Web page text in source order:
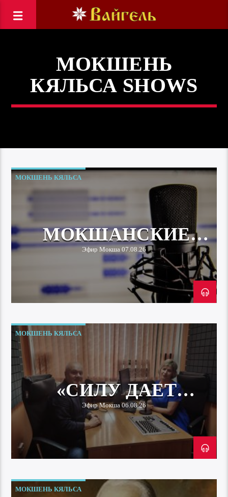
МОКШЕНЬ
КЯЛЬСА SHOWS
МОКШЕНЬ КЯЛЬСА
МОКШАНСКИЕ
СЕМЬИ В
ДРЕВНОСТИ
Эфир Мокша 07.08.26
МОКШЕНЬ КЯЛЬСА
«СИЛУ ДАЕТ
МАЛАЯ РОДИНА»
Эфир Мокша 06.08.26
МОКШЕНЬ КЯЛЬСА